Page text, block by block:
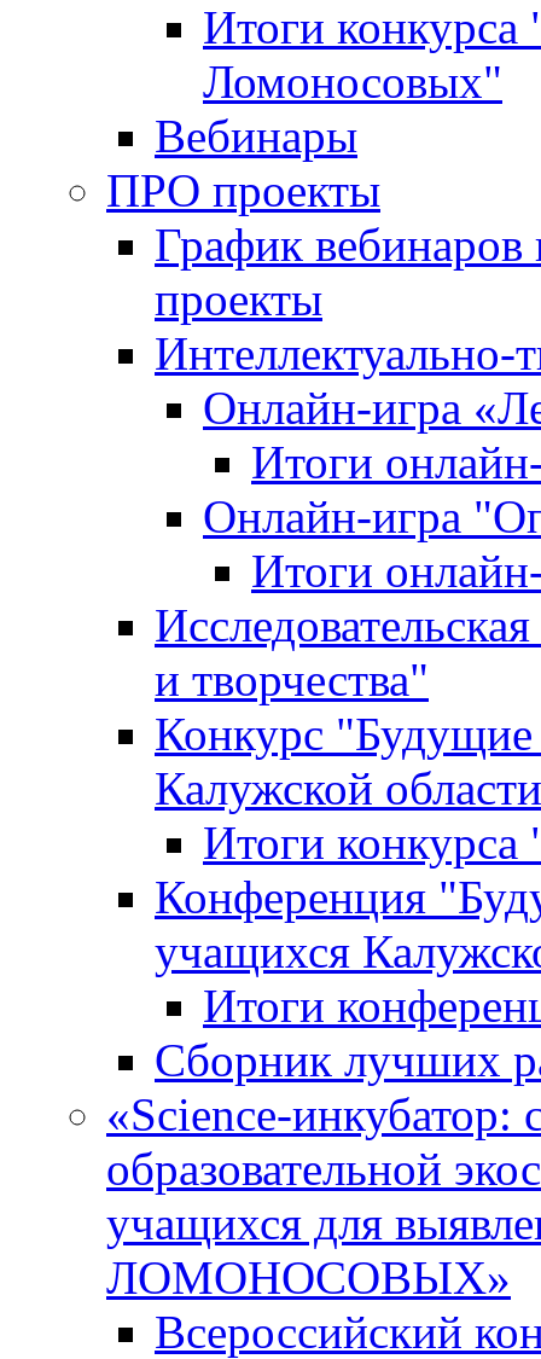
Итоги
Ломоносовых"
Вебинары
ПРО проекты
График
проекты
Интеллектуально-
Онлайн-игра
Итоги
Онлайн-игра
Итоги
и творчества"
Конкурс
Калужской области
Итоги
Конференция
учащихся
Итоги
Сборник лучших
«Science-инкубатор:
образовательной
учащихся для
ЛОМОНОСОВЫХ»
Всероссийский